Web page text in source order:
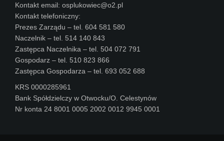
Kontakt email: osplukowiec@o2.pl
Kontakt telefoniczny:
Prezes Zarządu – tel. 604 581 580
Naczelnik – tel. 514 140 843
Zastępca Naczelnika – tel. 504 072 791
Gospodarz – tel. 510 823 866
Zastępca Gospodarza – tel. 693 052 688
KRS 0000285961
Bank Spółdzielczy w Otwocku/O. Celestynów
Nr konta 24 8001 0005 2002 0012 9945 0001